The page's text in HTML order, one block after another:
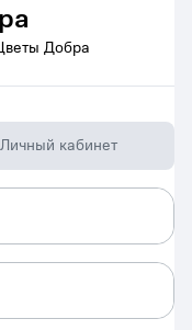
Добра
Личный кабинет